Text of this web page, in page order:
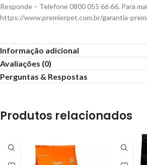
Responde – Telefone 0800 055 66 66. Para
https://www.premierpet.com.br/garantia-
Informação adicional
Avaliações (0)
Perguntas & Respostas
Produtos relacionados